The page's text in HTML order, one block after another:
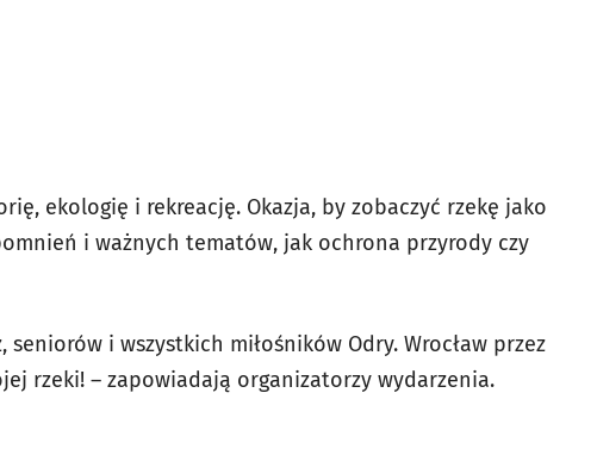
ekologię i rekreację. Okazja, by zobaczyć rzekę jako
i ważnych tematów, jak ochrona przyrody czy
i wszystkich miłośników Odry. Wrocław przez
rzeki! – zapowiadają organizatorzy wydarzenia.